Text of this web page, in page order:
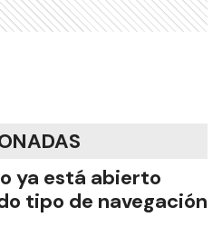
ya está abierto
tipo de navegación